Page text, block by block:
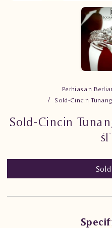
Perhiasan
Sold-Cincin
Sold-Cincin